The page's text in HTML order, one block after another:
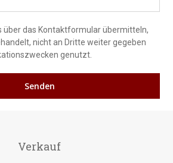
über das Kontaktformular übermitteln,
nicht an Dritte weiter gegeben
genutzt.
Verkauf